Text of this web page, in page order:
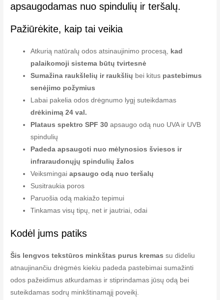
apsaugodamas nuo spindulių ir teršalų.
Pažiūrėkite, kaip tai veikia
Atkurią natūralų odos atsinaujinimo procesą, kad
palaikomoji sistema būtų tvirtesnė
Sumažina raukšlelių ir raukšlių bei kitus pastebimus
senėjimo požymius
Labai pakelia odos drėgnumo lygį suteikdamas
drėkinimą 24 val.
Plataus spektro SPF 30 apsaugo odą nuo UVA ir UVB
spindulių
Padeda apsaugoti nuo mėlynosios šviesos ir
infraraudonųjų spindulių žalos
Veiksmingaiapsaugo odą nuo teršalų
Susitraukia poros
Paruošia odą makiažo tepimui
Tinkamas visų tipų, net ir jautriai, odai
Kodėl jums patiks
Šis lengvos tekstūros minkštas purus kremas su dideliu
atnaujinančiu drėgmės kiekiu padeda pastebimai sumažinti
odos pažeidimus atkurdamas ir stiprindamas jūsų odą bei
suteikdamas sodrų minkštinamąjį poveikį.